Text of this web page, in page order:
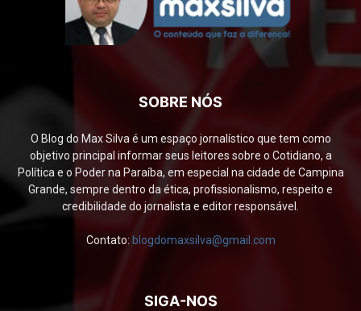
SOBRE NÓS
O Blog do Max Silva é um espaço jornalístico que tem como
objetivo principal informar seus leitores sobre o Cotidiano, a
Política e o Poder na Paraíba, em especial na cidade de Campina
Grande, sempre dentro da ética, profissionalismo, respeito e
credibilidade do jornalista e editor responsável.
Contato: blogdomaxsilva@gmail.com
SIGA-NOS